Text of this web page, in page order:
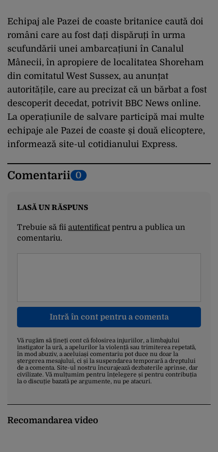
Echipaj ale Pazei de coaste britanice caută doi
români care au fost dați dispăruți în urma
scufundării unei ambarcațiuni în Canalul
Mânecii, în apropiere de localitatea Shoreham
din comitatul West Sussex, au anunțat
autoritățile, care au precizat că un bărbat a fost
descoperit decedat, potrivit BBC News online.
La operațiunile de salvare participă mai multe
echipaje ale Pazei de coaste și două elicoptere,
informează site-ul cotidianului Express.
Comentarii 0
LASĂ UN RĂSPUNS
Trebuie să fii autentificatpentru a publica un
comentariu.
Intră în cont pentru a comenta
Vă rugăm să țineți cont că folosirea injuriilor, a limbajului
instigator la ură, a apelurilor la violență sau trimiterea repetată,
în mod abuziv, a aceluiași comentariu pot duce nu doar la
ștergerea mesajului, ci și la suspendarea temporară a dreptului
de a comenta. Site-ul nostru încurajează dezbaterile aprinse, dar
civilizate. Vă mulțumim pentru înțelegere și pentru contribuția
la o discuție bazată pe argumente, nu pe atacuri.
Recomandarea video